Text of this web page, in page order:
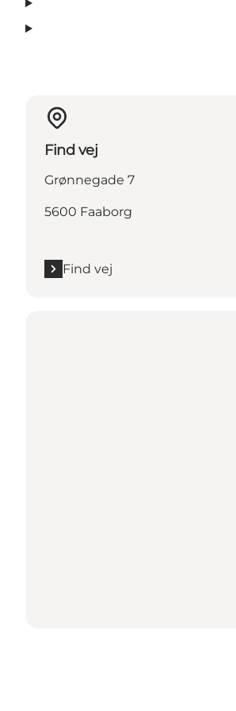
Find vej
Grønnegade 7
5600 Faaborg
Find vej